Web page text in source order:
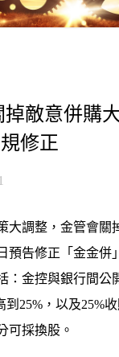
掉敵意併購
修正
大調整，金管會關
預告修正「金金併
：金控與銀行間公
到25%，以及25%
可採換股。